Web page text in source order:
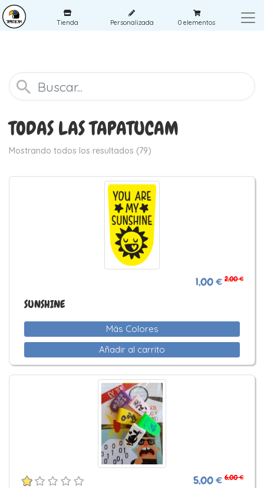
Tienda Personalizada 0 elementos
TODAS LAS TAPATUCAM
Mostrando todos los resultados (79)
1,00 € 2,00 €
SUNSHINE
Más Colores
Añadir al carrito
5,00 € 6,00 €